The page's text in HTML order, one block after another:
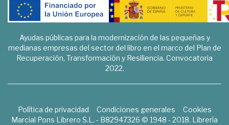
Ayudas públicas para la modernización de las pequeñas y
medianas empresas del sector del libro en el marco del Plan de
Recuperación, Transformación y Resiliencia. Convocatoria
2022.
Política de privacidad Condiciones generales
Cookies
Marcial Pons Librero S.L. - B82947326 © 1948 - 2018. Librería